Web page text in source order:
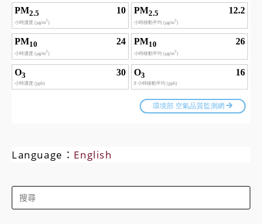
Language： English
Search
for: